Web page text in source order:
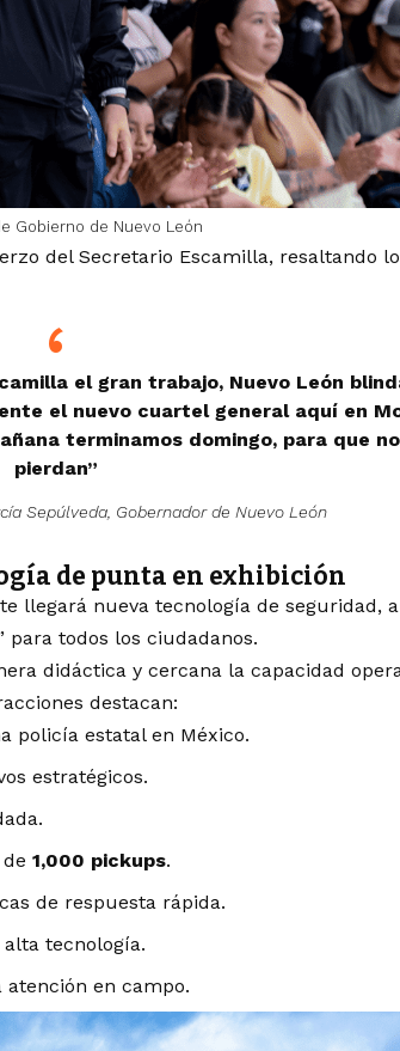
Gobierno de Nuevo León
del Secretario Escamilla, resaltando
el gran trabajo, Nuevo León
el nuevo cuartel general aquí en
terminamos domingo, para que
pierdan”
Sepúlveda, Gobernador de Nuevo León
de punta en exhibición
llegará nueva tecnología de seguridad,
para todos los ciudadanos.
didáctica y cercana la capacidad
destacan:
policía estatal en México.
estratégicos.
1,000 pickups.
de respuesta rápida.
tecnología.
en campo.